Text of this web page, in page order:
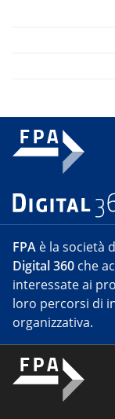
FPA è la società
Digital 360 che
interessate ai
loro percorsi di
organizzativa.